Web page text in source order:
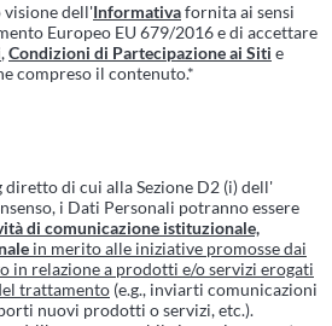
visione dell'Informativafornita ai sensi
Europeo EU 679/2016 e di accettare
,Condizioni di Partecipazione ai Siti e
compreso il contenuto.*
di cui alla Sezione D2 (i) dell'
i Dati Personali potranno essere
di comunicazione istituzionale,
in merito alle iniziative promosse dai
relazione a prodotti e/o servizi erogati
trattamento (e.g., inviarti comunicazioni
nuovi prodotti o servizi, etc.).